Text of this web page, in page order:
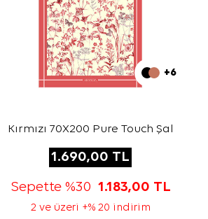
+6
Kırmızı 70X200 Pure Touch Şal
1.690,00 TL
Sepette %30 1.183,00 TL
2 ve üzeri +% 20 indirim